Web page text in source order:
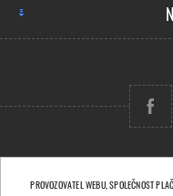
PROVOZOVATEL WEBU, SPOLEČNOST